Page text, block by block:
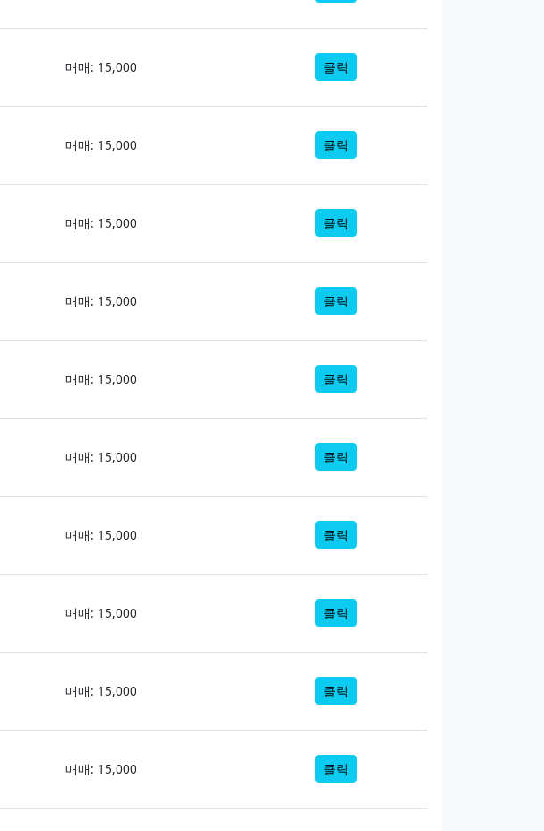
매매: 15,000 클릭
매매: 15,000 클릭
매매: 15,000 클릭
매매: 15,000 클릭
매매: 15,000 클릭
매매: 15,000 클릭
매매: 15,000 클릭
매매: 15,000 클릭
매매: 15,000 클릭
매매: 15,000 클릭